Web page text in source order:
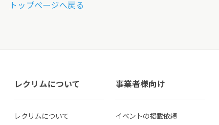
トップページへ戻る
レクリムについて
レクリムについて
事業者様向け
イベントの掲載依頼